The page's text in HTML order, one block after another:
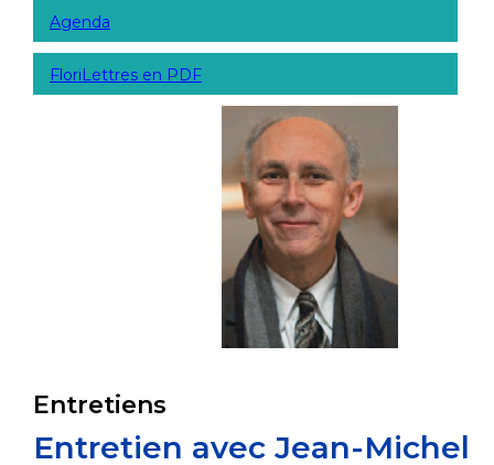
Entretiens
Entretien avec Jean-Michel
Agenda
FloriLettres en PDF